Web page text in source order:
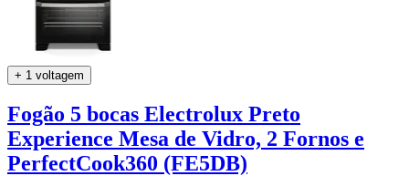
+ 1 voltagem
Fogão 5 bocas Electrolux Preto
Experience Mesa de Vidro, 2 Fornos e
PerfectCook360 (FE5DB)